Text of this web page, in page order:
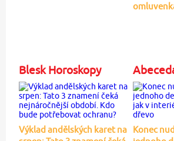
Blesk Horoskopy
Výklad andělských karet na
Konec